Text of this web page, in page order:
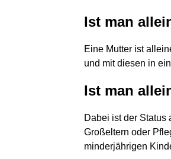
Ist man
‌Eine Mutter ist
und mit diesen in
Ist man
Dabei ist der Status
Großeltern oder
minderjährigen